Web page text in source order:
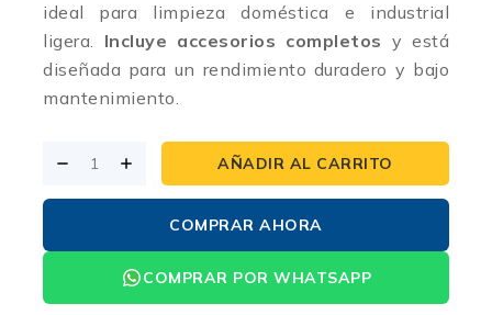
ideal para limpieza doméstica e industrial
ligera. Incluye accesorios completos y está
diseñada para un rendimiento duradero y bajo
mantenimiento.
AÑADIR AL CARRITO
COMPRAR AHORA
COMPRAR POR WHATSAPP